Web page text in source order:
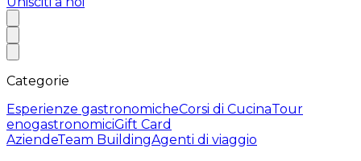
Categorie
Esperienze gastronomicheCorsi di CucinaTour
enogastronomiciGift Card
AziendeTeam BuildingAgenti di viaggio